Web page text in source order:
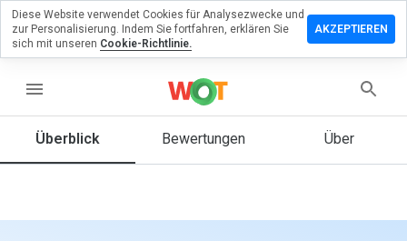
menu
Überblick Bewertungen Über
Sie
Sie diese
Diese Website verwendet Cookies für Analysezwecke und
zur Personalisierung. Indem Sie fortfahren, erklären Sie
sich mit unseren Cookie-Richtlinie.
AKZEPTIEREN